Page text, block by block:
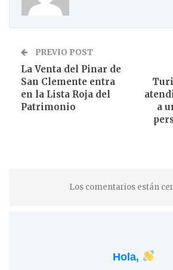
PREVIO POST
La Venta del Pinar de
San Clemente entra
en la Lista Roja del
Patrimonio
a
Los comentarios están
Hola,